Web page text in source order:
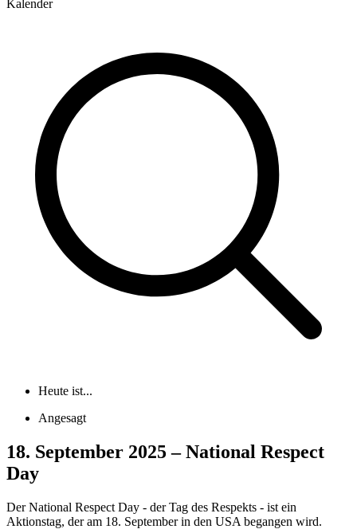
Kalender
Heute ist...
Angesagt
18. September 2025 – National Respect
Day
Der National Respect Day - der Tag des Respekts - ist ein
Aktionstag, der am 18. September in den USA begangen wird.